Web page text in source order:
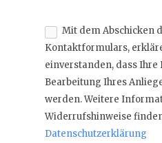
Mit dem Abschicken
Kontaktformulars,
einverstanden, dass Ihre
Bearbeitung Ihres
werden. Weitere
Widerrufshinweise
Datenschutzerklärung